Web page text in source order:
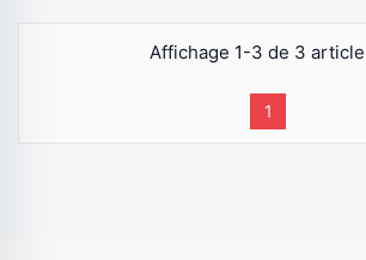
Affichage 1-3 de 3
1